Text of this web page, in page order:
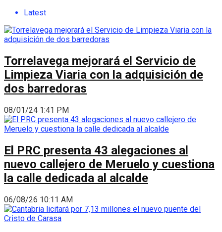
Latest
Torrelavega mejorará el Servicio de
Limpieza Viaria con la adquisición de
dos barredoras
08/01/24 1:41 PM
El PRC presenta 43 alegaciones al
nuevo callejero de Meruelo y cuestiona
la calle dedicada al alcalde
06/08/26 10:11 AM